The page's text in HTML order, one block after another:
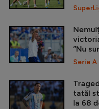
”Nu
Serie A
tatăl
la 68